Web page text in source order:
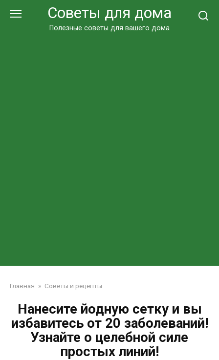
Советы для дома
Полезные советы для вашего дома
Главная » Советы и рецепты
Нанесите йодную сетку и вы
избавитесь от 20 заболеваний!
Узнайте о целебной силе
простых линий!